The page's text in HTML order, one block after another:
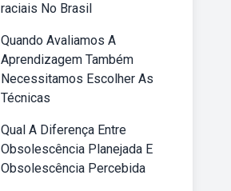
raciais No Brasil
Quando Avaliamos A
Aprendizagem Também
Necessitamos Escolher As
Técnicas
Qual A Diferença Entre
Obsolescência Planejada E
Obsolescência Percebida